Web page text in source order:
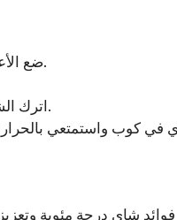
ضع الأعشاب والتوابل والنباتات في إبريق الشاي أو مصفاة.
اترك الشاي ينقع لمدة 5-10 دقائق ، حسب تفضيلاتك للقوة.